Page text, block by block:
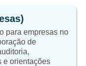
para empresas no
de
e orientações